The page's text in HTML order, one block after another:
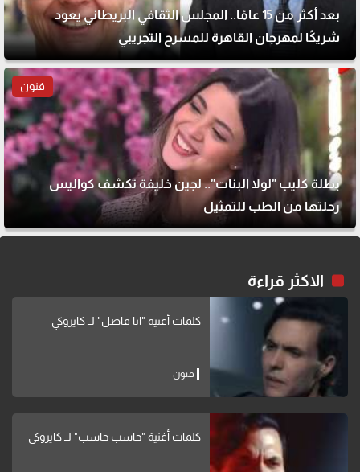
بعد أكثر من 15 عامًا.. المجلس الثقافي البريطاني يعود
شريكًا لمهرجان القاهرة للمسرح التجريبي
فنون
بطلة كليب "لولا البنات".. لجين خليفة تكشف كواليس
رحلتها من الطب للتمثيل
الاكثر قراءة
كلمات أغنية "انا فاضل" لــ كايروكي
فنون
كلمات أغنية "حاسب حاسب" لــ كايروكي